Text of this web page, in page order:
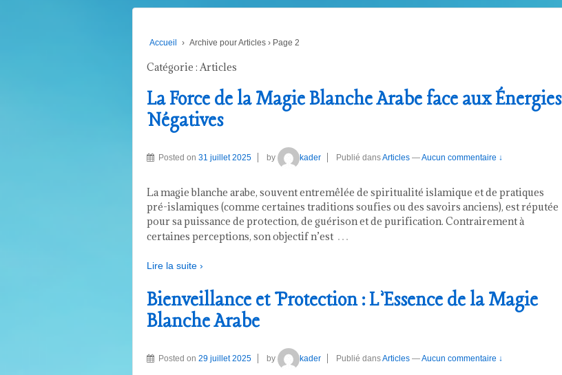
Accueil › Archive pour Articles › Page 2
Catégorie : Articles
La Force de la Magie Blanche Arabe face aux Énergies
Négatives
Posted on 31 juillet 2025 by kader Publié dansArticles —Aucun commentaire ↓
La magie blanche arabe, souvent entremêlée de spiritualité islamique et de pratiques
pré-islamiques (comme certaines traditions soufies ou des savoirs anciens), est réputée
pour sa puissance de protection, de guérison et de purification. Contrairement à
certaines perceptions, son objectif n’est …
Lire la suite ›
Bienveillance et Protection : L’Essence de la Magie
Blanche Arabe
Posted on 29 juillet 2025 by kader Publié dansArticles —Aucun commentaire ↓